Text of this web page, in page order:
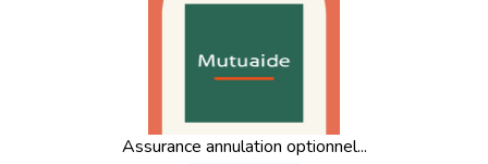
Pendant les colonies de vacances
proposées en automne
prennent en charge les enfantset organisent des
activités divertissantes. Les enfants choisissent souvent
séjour en colonie de vacances. Certains séjours à thème
ont beaucoup de succès comme nos colonies :
Assurance annulation optionnel...